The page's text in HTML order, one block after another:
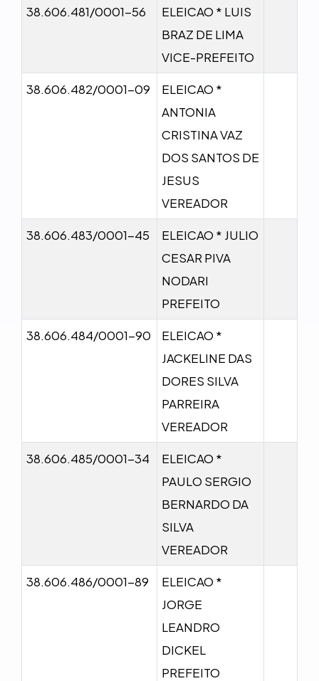
38.606.481/0001-56
ELEICAO * LUIS
BRAZ DE LIMA
VICE-PREFEITO
38.606.482/0001-09
ELEICAO *
ANTONIA
CRISTINA VAZ
DOS SANTOS DE
JESUS
VEREADOR
38.606.483/0001-45
ELEICAO * JULIO
CESAR PIVA
NODARI
PREFEITO
38.606.484/0001-90
ELEICAO *
JACKELINE DAS
DORES SILVA
PARREIRA
VEREADOR
38.606.485/0001-34
ELEICAO *
PAULO SERGIO
BERNARDO DA
SILVA
VEREADOR
38.606.486/0001-89
ELEICAO *
JORGE
LEANDRO
DICKEL
PREFEITO